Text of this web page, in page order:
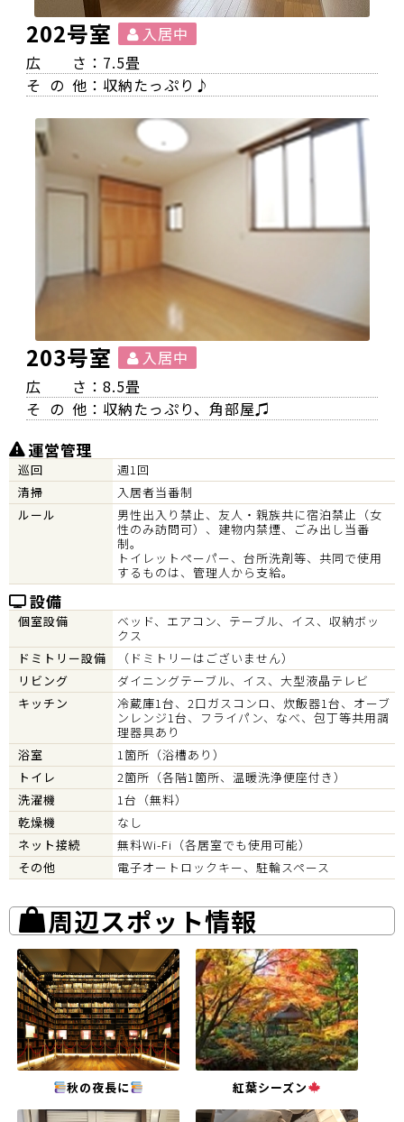
202号室
入居中
広 さ：7.5畳
その他：収納たっぷり♪
203号室
入居中
広 さ：8.5畳
その他：収納たっぷり、角部屋♫
運営管理
巡回
週1回
清掃
入居者当番制
ルール
男性出入り禁止、友人・親族共に宿泊禁止（女
性のみ訪問可）、建物内禁煙、ごみ出し当番
制。
トイレットペーパー、台所洗剤等、共同で使用
するものは、管理人から支給。
設備
個室設備
ベッド、エアコン、テーブル、イス、収納ボッ
クス
ドミトリー設備
（ドミトリーはございません）
リビング
ダイニングテーブル、イス、大型液晶テレビ
キッチン
冷蔵庫1台、2口ガスコンロ、炊飯器1台、オーブ
ンレンジ1台、フライパン、なべ、包丁等共用調
理器具あり
浴室
1箇所（浴槽あり）
トイレ
2箇所（各階1箇所、温暖洗浄便座付き）
洗濯機
1台（無料）
乾燥機
なし
ネット接続
無料Wi-Fi（各居室でも使用可能）
その他
電子オートロックキー、駐輪スペース
周辺スポット情報
秋の夜長に 紅葉シーズン